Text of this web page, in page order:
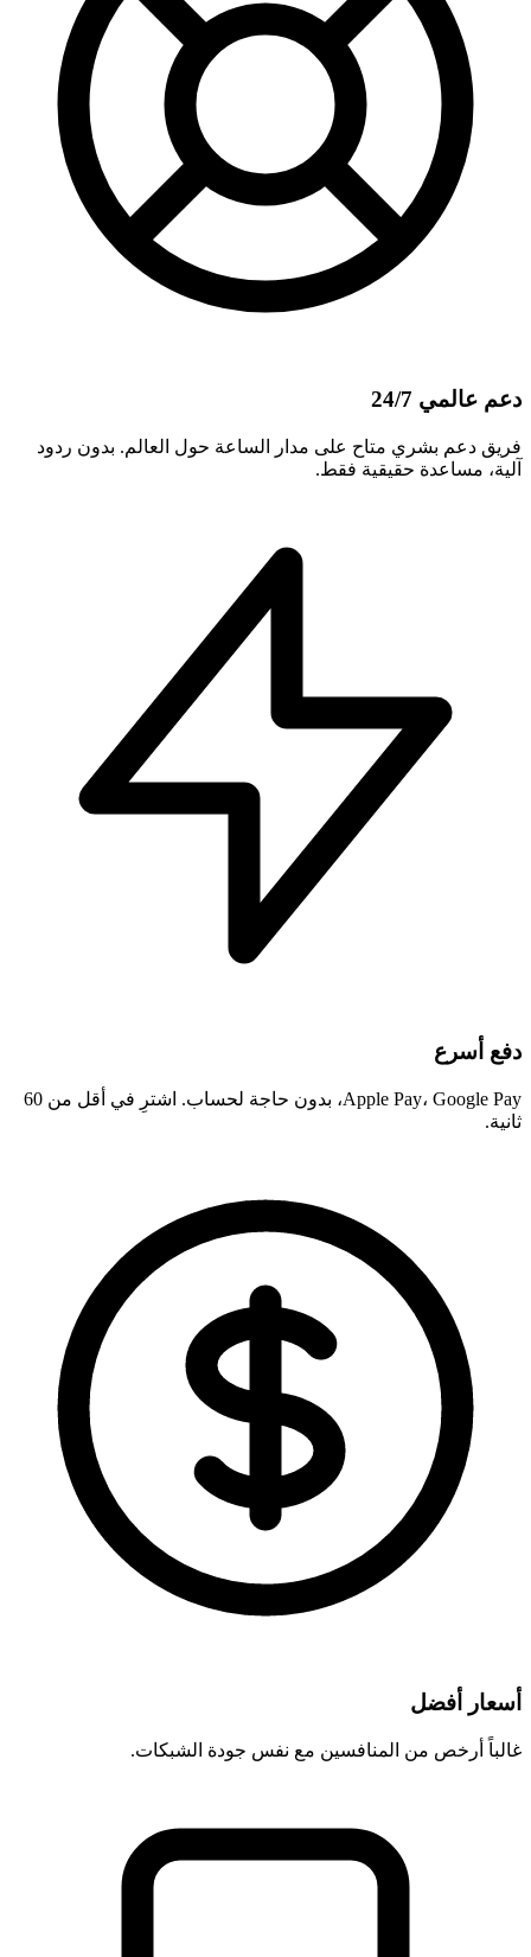
دعم عالمي 24/7
فريق دعم بشري متاح على مدار الساعة حول العالم. بدون ردود
آلية، مساعدة حقيقية فقط.
دفع أسرع
Apple Pay، Google Pay، بدون حاجة لحساب. اشترِ في أقل من 60
ثانية.
أسعار أفضل
غالباً أرخص من المنافسين مع نفس جودة الشبكات.